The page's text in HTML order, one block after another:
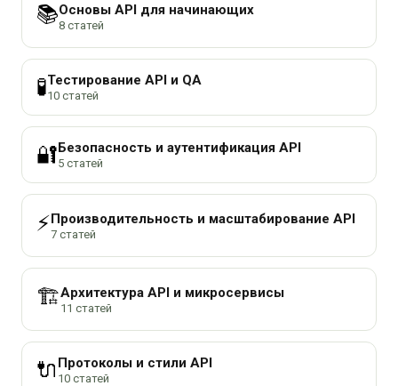
📚Основы API для начинающих
8 статей
🧪Тестирование API и QA
10 статей
🔐Безопасность и аутентификация API
5 статей
⚡Производительность и масштабирование API
7 статей
🏗️Архитектура API и микросервисы
11 статей
🔌 Протоколы и стили API
10 статей